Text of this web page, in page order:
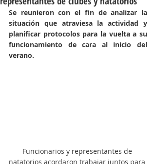
Se reunieron con el fin de analizar la
situación que atraviesa la actividad y
planificar protocolos para la vuelta a su
funcionamiento de cara al inicio del
verano.
Funcionarios y representantes de
natatorios acordaron trabajar juntos para